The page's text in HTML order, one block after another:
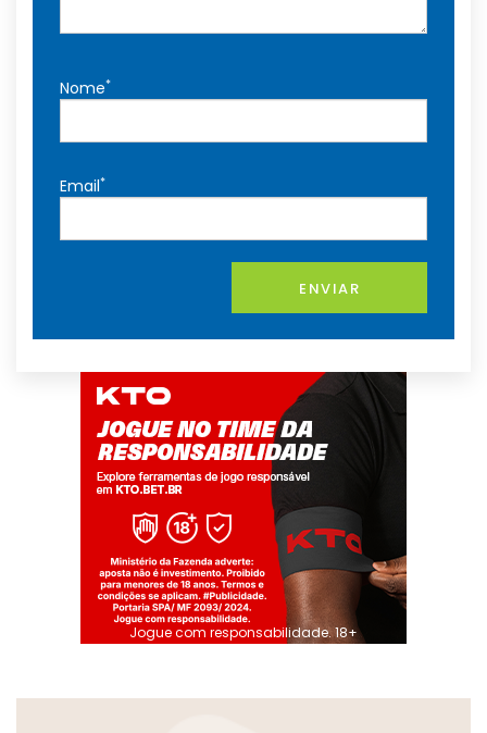
Nome*
Email*
ENVIAR
Jogue com responsabilidade. 18+